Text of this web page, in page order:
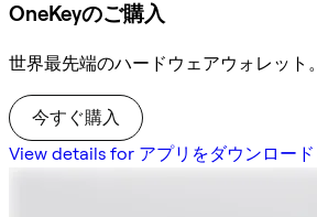
OneKeyのご購入
世界最先端のハードウェアウォレット。
今すぐ購入
View details for アプリをダウンロード